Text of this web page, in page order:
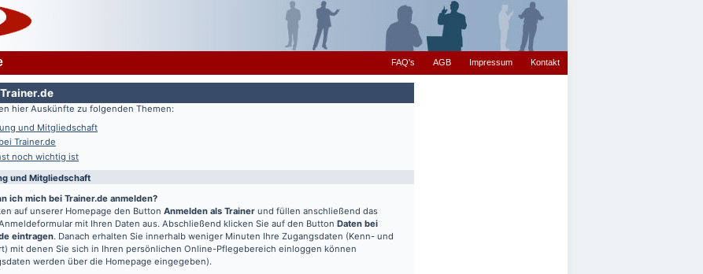
FAQ's AGB Impressum Kontakt
hier Auskünfte zu folgenden Themen:
und Mitgliedschaft
Trainer.de
noch wichtig ist
und Mitgliedschaft
ich mich bei Trainer.de anmelden?
auf unserer Homepage den Button Anmelden als Trainer und füllen anschließend das
mit Ihren Daten aus. Abschließend klicken Sie auf den Button Daten bei
eintragen. Danach erhalten Sie innerhalb weniger Minuten Ihre Zugangsdaten (Kenn- und
mit denen Sie sich in Ihren persönlichen Online-Pflegebereich einloggen können
werden über die Homepage eingegeben).